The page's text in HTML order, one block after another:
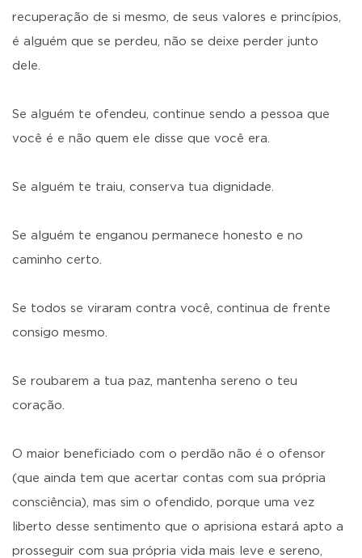
recuperação de si mesmo, de seus valores e princípios,
é alguém que se perdeu, não se deixe perder junto
dele.
Se alguém te ofendeu, continue sendo a pessoa que
você é e não quem ele disse que você era.
Se alguém te traiu, conserva tua dignidade.
Se alguém te enganou permanece honesto e no
caminho certo.
Se todos se viraram contra você, continua de frente
consigo mesmo.
Se roubarem a tua paz, mantenha sereno o teu
coração.
O maior beneficiado com o perdão não é o ofensor
(que ainda tem que acertar contas com sua própria
consciência), mas sim o ofendido, porque uma vez
liberto desse sentimento que o aprisiona estará apto a
prosseguir com sua própria vida mais leve e sereno,